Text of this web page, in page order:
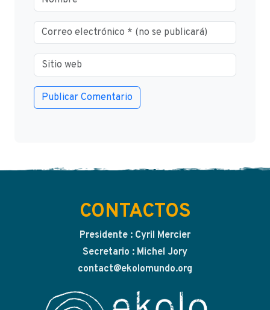
CONTACTOS
Presidente : Cyril Mercier
Secretario : Michel Jory
contact@ekolomundo.org